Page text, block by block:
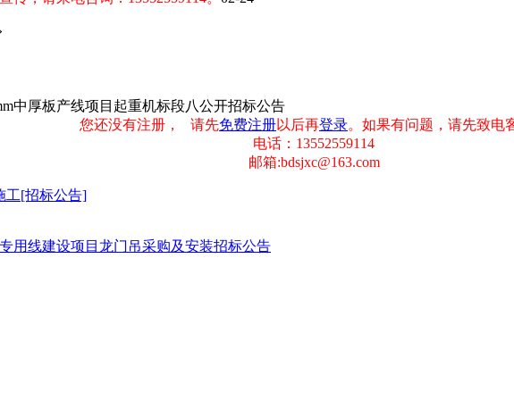
中厚板产线项目起重机标段八公开招标公告
您还没有注册， 请先免费注册以后再登录。如果有问题，请先致电
电话：13552559114
邮箱:bdsjxc@163.com
工[招标公告]
用线建设项目龙门吊采购及安装招标公告